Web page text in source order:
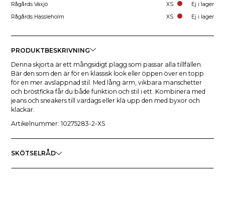
Rågårds Växjö
XS
Ej i lager
Rågårds Hässleholm
XS Ej i lager
PRODUKTBESKRIVNING
Denna skjorta är ett mångsidigt plagg som passar alla tillfällen.
Bär den som den är för en klassisk look eller öppen över en topp
för en mer avslappnad stil. Med lång ärm, vikbara manschetter
och bröstficka får du både funktion och stil i ett. Kombinera med
jeans och sneakers till vardags eller klä upp den med byxor och
klackar.
Artikelnummer: 10275283-2-XS
SKÖTSELRÅD